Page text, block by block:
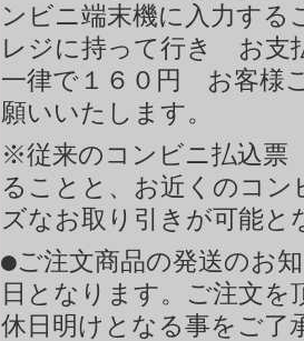
ンビニ端末機に入力す
レジに持って行き お支
一律で１６０円 お客様
願いいたします。
※従来のコンビニ払込票
ることと、お近くのコ
ズなお取り引きが可能
●ご注文商品の発送のお
日となります。ご注文を
休日明けとなる事をご了